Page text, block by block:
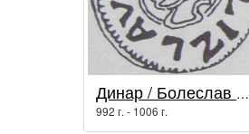
Динар / Болеслав I Храбрый
992 г. - 1006 г.